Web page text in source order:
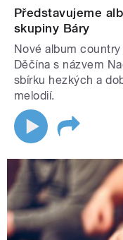
Představujeme
skupiny Báry
Nové album
Děčína s názvem
sbírku hezkých a
melodií.